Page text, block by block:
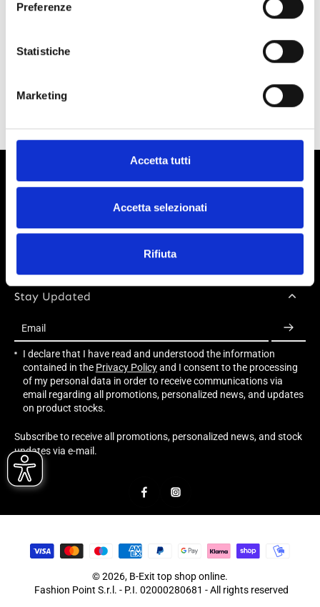
Preferenze
Statistiche
Marketing
Accetta tutti
Accetta selezionati
Rifiuta
Useful Links
Stay Updated
Email
I declare that I have read and understood the information
contained in the Privacy Policyand I consent to the processing
of my personal data in order to receive communications via
email regarding all promotions, personalized news, and updates
on product stocks.
Subscribe to receive all promotions, personalized news, and stock
updates via e-mail.
© 2026, B-Exit top shop online.
Fashion Point S.r.l. - P.I. 02000280681 - All rights reserved